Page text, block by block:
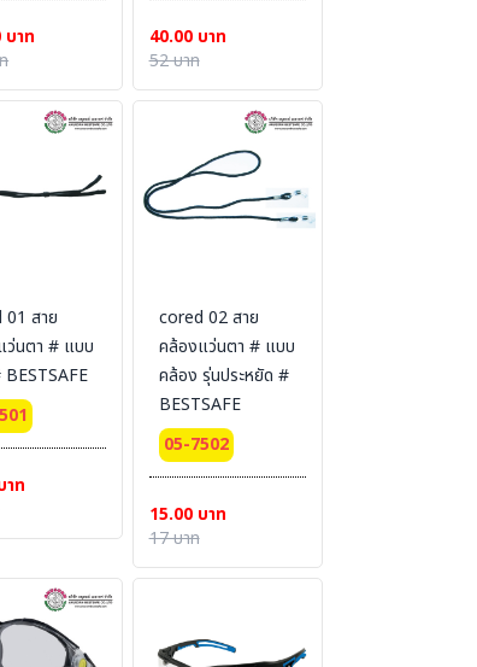
บาท
40.00 บาท
52 บาท
สาย
ว่นตา # แบบ
าท
cored 02 สาย
คล้องแว่นตา # แบบ
คล้อง รุ่นประหยัด #
BESTSAFE
05-7502
15.00 บาท
17 บาท